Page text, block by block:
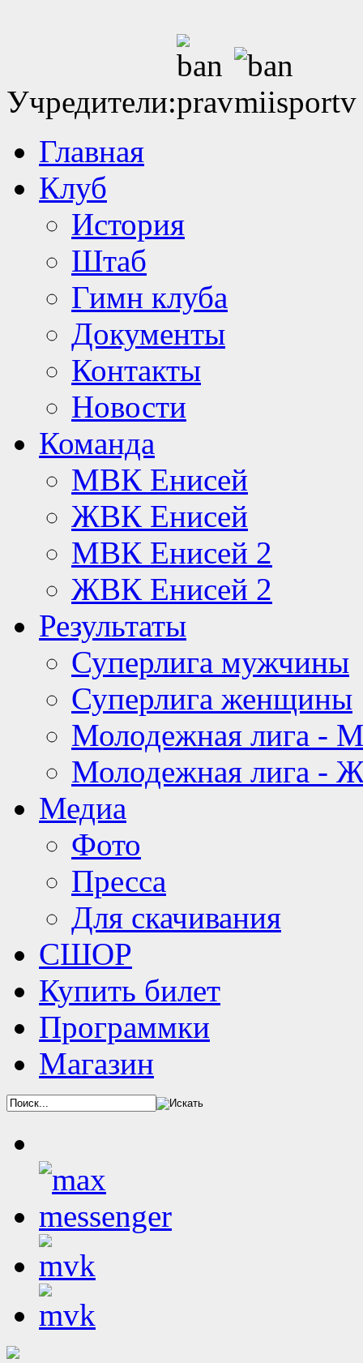
Учредители:
Главная
Клуб
История
Штаб
Гимн клуба
Документы
Контакты
Новости
Команда
МВК Енисей
ЖВК Енисей
МВК Енисей 2
ЖВК Енисей 2
Результаты
Суперлига мужчины
Суперлига женщины
Молодежная лига -
Молодежная лига -
Медиа
Фото
Пресса
Для скачивания
СШОР
Купить билет
Программки
Магазин